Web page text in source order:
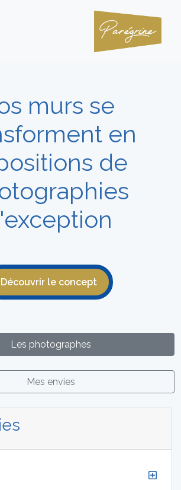
murs se
en
de
Découvrir le concept
Les photographes
Mes envies